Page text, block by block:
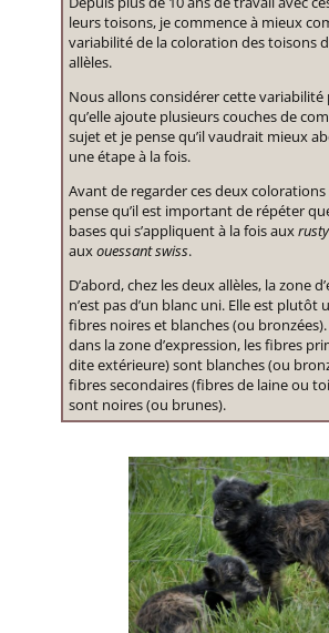
leurs toisons, je commence à mieux
variabilité de la coloration des toisons
allèles.
Nous allons considérer cette variabilité
qu’elle ajoute plusieurs couches de
sujet et je pense qu’il vaudrait mieux
une étape à la fois.
Avant de regarder ces deux
pense qu’il est important de répéter
bases qui s’appliquent à la fois aux
auxouessant swiss.
D’abord, chez les deux allèles, la zone
n’est pas d’un blanc uni. Elle est plutôt
fibres noires et blanches (ou bronzées).
dans la zone d’expression, les fibres
dite extérieure) sont blanches (ou
fibres secondaires (fibres de laine ou
sont noires (ou brunes).